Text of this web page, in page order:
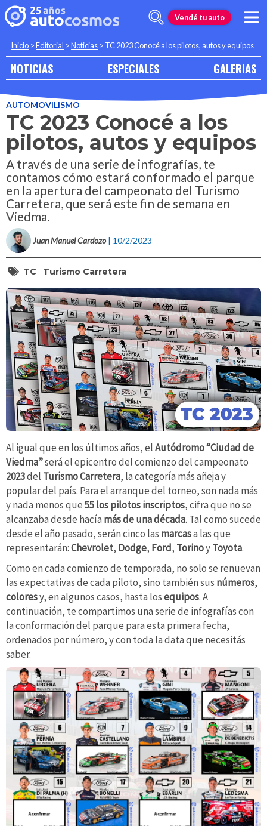
Vendé tu auto
Inicio >Editorial >Noticias > TC 2023 Conocé a los pilotos, autos y equipos
NOTICIAS ESPECIALES GALERIAS
AUTOMOVILISMO
TC 2023 Conocé a los
pilotos, autos y equipos
A través de una serie de infografías, te
contamos cómo estará conformado el parque
en la apertura del campeonato del Turismo
Carretera, que será este fin de semana en
Viedma.
Juan Manuel Cardozo | 10/2/2023
TC Turismo Carretera
Al igual que en los últimos años, elAutódromo “Ciudad de
Viedma”será el epicentro del comienzo del campeonato
2023del Turismo Carretera, la categoría más añeja y
popular del país. Para el arranque del torneo, son nada más
y nada menos que55 los pilotos inscriptos, cifra que no se
alcanzaba desde hacía más de una década. Tal como sucede
desde el año pasado, serán cinco las marcasa las que
representarán:Chevrolet, Dodge, Ford, TorinoyToyota.
Como en cada comienzo de temporada, no solo se renuevan
las expectativas de cada piloto, sino también sus números,
coloresy, en algunos casos, hasta losequipos. A
continuación, te compartimos una serie de infografías con
la conformación del parque para esta primera fecha,
ordenados por número, y con toda la data que necesitás
saber.